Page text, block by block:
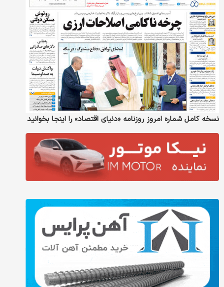
نسخه کامل شماره امروز روزنامه «دنیای‌ اقتصاد» را اینجا بخوانید